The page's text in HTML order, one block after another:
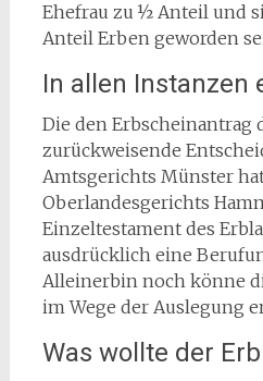
Ehefrau zu ½ Anteil und
Anteil Erben geworden
In allen Instanzen
Die den Erbscheinantrag
zurückweisende
Amtsgerichts Münster
Oberlandesgerichts
Einzeltestament des
ausdrücklich eine
Alleinerbin noch könne
im Wege der Auslegung
Was wollte der